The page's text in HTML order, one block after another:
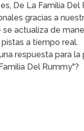
De La Familia Del
gracias a
actualiza de
a tiempo real.
respuesta para la
Del Rummy"?